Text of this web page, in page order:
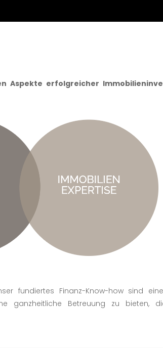
Aspekte erfolgreicher
fundiertes Finanz-Know-how sind
ganzheitliche Betreuung zu bieten,